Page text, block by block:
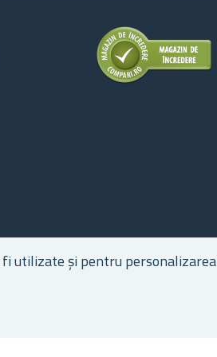
fi utilizate și pentru personalizarea